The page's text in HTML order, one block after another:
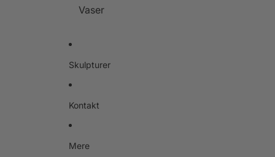
Vaser
Skulpturer
Kontakt
Mere